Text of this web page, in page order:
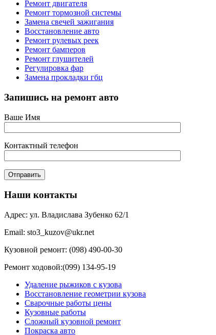
Ремонт двигателя
Ремонт тормозной системы
Замена свечей зажигания
Восстановление авто
Ремонт рулевых реек
Ремонт бамперов
Ремонт глушителей
Регулировка фар
Замена прокладки гбц
Запишись на ремонт авто
Ваше Имя
Контактный телефон
Наши контакты
Адрес: ул. Владислава Зубенко 62/1
Email: sto3_kuzov@ukr.net
Кузовной ремонт: (098) 490-00-30
Ремонт ходовой:(099) 134-95-19
Удаление рыжиков с кузова
Восстановление геометрии кузова
Сварочные работы цены
Кузовные работы
Сложный кузовной ремонт
Покраска авто